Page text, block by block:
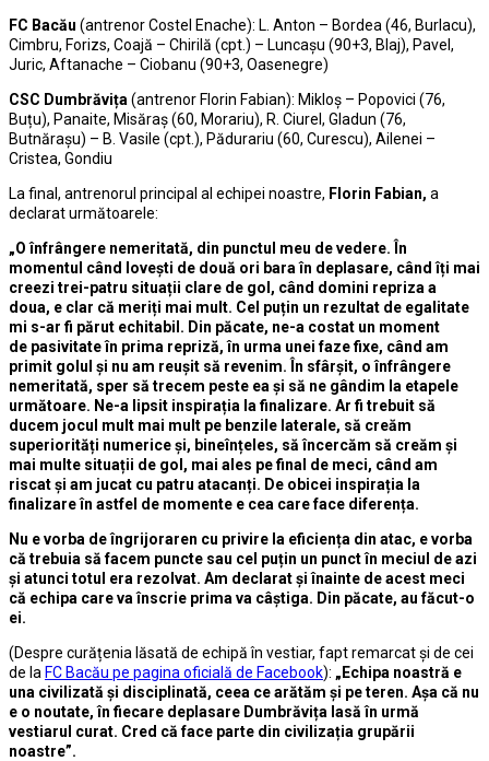
FC Bacău (antrenor Costel Enache): L. Anton – Bordea (46, Burlacu),
Cimbru, Forizs, Coajă – Chirilă (cpt.) – Luncașu (90+3, Blaj), Pavel,
Juric, Aftanache – Ciobanu (90+3, Oasenegre)
CSC Dumbrăvița (antrenor Florin Fabian): Mikloș – Popovici (76,
Buțu), Panaite, Misăraș (60, Morariu), R. Ciurel, Gladun (76,
Butnărașu) – B. Vasile (cpt.), Pădurariu (60, Curescu), Ailenei –
Cristea, Gondiu
La final, antrenorul principal al echipei noastre, Florin Fabian, a
declarat următoarele:
„O înfrângere nemeritată, din punctul meu de vedere. În
momentul când lovești de două ori bara în deplasare, când îți mai
creezi trei-patru situații clare de gol, când domini repriza a
doua, e clar că meriți mai mult. Cel puțin un rezultat de egalitate
mi s-ar fi părut echitabil. Din păcate, ne-a costat un moment
de pasivitate în prima repriză, în urma unei faze fixe, când am
primit golul și nu am reușit să revenim. În sfârșit, o înfrângere
nemeritată, sper să trecem peste ea și să ne gândim la etapele
următoare. Ne-a lipsit inspirația la finalizare. Ar fi trebuit să
ducem jocul mult mai mult pe benzile laterale, să creăm
superiorități numerice și, bineînțeles, să încercăm să creăm și
mai multe situații de gol, mai ales pe final de meci, când am
riscat și am jucat cu patru atacanți. De obicei inspirația la
finalizare în astfel de momente e cea care face diferența.
Nu e vorba de îngrijoraren cu privire la eficiența din atac, e vorba
că trebuia să facem puncte sau cel puțin un punct în meciul de azi
și atunci totul era rezolvat. Am declarat și înainte de acest meci
că echipa care va înscrie prima va câștiga. Din păcate, au făcut-o
ei.
(Despre curățenia lăsată de echipă în vestiar, fapt remarcat și de cei
de la FC Bacău pe pagina oficială de Facebook): „Echipa noastră e
una civilizată și disciplinată, ceea ce arătăm și pe teren. Așa că nu
e o noutate, în fiecare deplasare Dumbrăvița lasă în urmă
vestiarul curat. Cred că face parte din civilizația grupării
noastre”.